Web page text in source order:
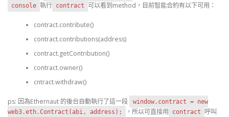
console 執行 contract 可以看到method，目前智能合約有以下可用：
contract.contribute()
contract.contributions(address)
contract.getContribution()
contract.owner()
cntract.withdraw()
ps: 因為Ethernaut 的後台自動執行了這一段
window.contract = new
web3.eth.Contract(abi, address);
，所以可直接用 contract
呼叫